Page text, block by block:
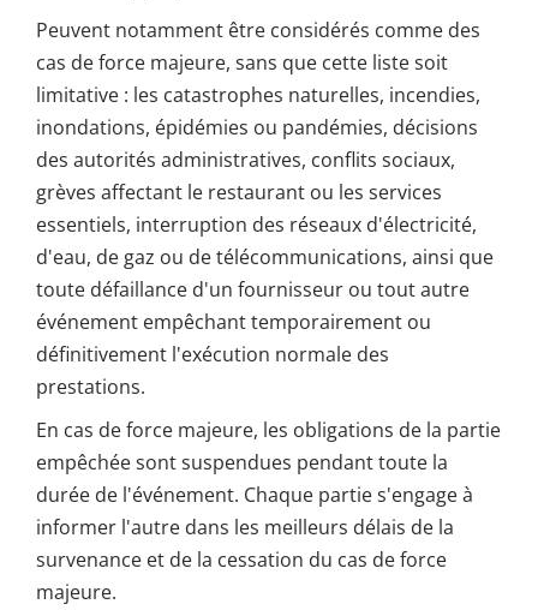
Peuvent notamment être considérés comme des
cas de force majeure, sans que cette liste soit
limitative : les catastrophes naturelles, incendies,
inondations, épidémies ou pandémies, décisions
des autorités administratives, conflits sociaux,
grèves affectant le restaurant ou les services
essentiels, interruption des réseaux d'électricité,
d'eau, de gaz ou de télécommunications, ainsi que
toute défaillance d'un fournisseur ou tout autre
événement empêchant temporairement ou
définitivement l'exécution normale des
prestations.
En cas de force majeure, les obligations de la partie
empêchée sont suspendues pendant toute la
durée de l'événement. Chaque partie s'engage à
informer l'autre dans les meilleurs délais de la
survenance et de la cessation du cas de force
majeure.